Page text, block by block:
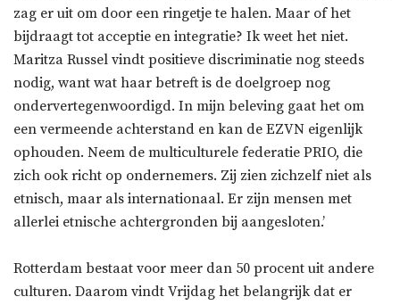
zag er uit om door een ringetje te halen. Maar of het
bijdraagt tot acceptie en integratie? Ik weet het niet.
Maritza Russel vindt positieve discriminatie nog steeds
nodig, want wat haar betreft is de doelgroep nog
ondervertegenwoordigd. In mijn beleving gaat het om
een vermeende achterstand en kan de EZVN eigenlijk
ophouden. Neem de multiculturele federatie PRIO, die
zich ook richt op ondernemers. Zij zien zichzelf niet als
etnisch, maar als internationaal. Er zijn mensen met
allerlei etnische achtergronden bij aangesloten.’
Rotterdam bestaat voor meer dan 50 procent uit andere
culturen. Daarom vindt Vrijdag het belangrijk dat er